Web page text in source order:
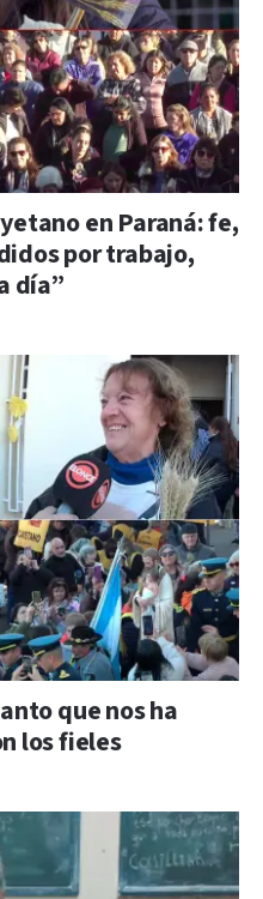
en Paraná: fe,
por trabajo,
día”
que nos ha
los fieles